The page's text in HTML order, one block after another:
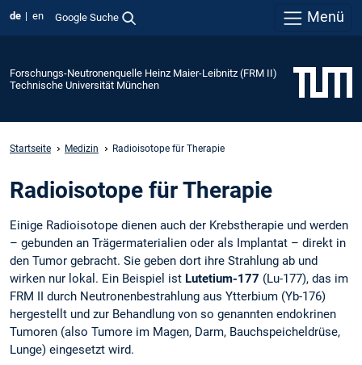
de en Google Suche Menü
Forschungs-Neutronenquelle Heinz Maier-Leibnitz (FRM II)
Technische Universität München
Startseite Medizin Radioisotope für Therapie
Radioisotope für Therapie
Einige Radioisotope dienen auch der Krebstherapie und werden
– gebunden an Trägermaterialien oder als Implantat – direkt in
den Tumor gebracht. Sie geben dort ihre Strahlung ab und
wirken nur lokal. Ein Beispiel ist Lutetium-177 (Lu-177), das im
FRM II durch Neutronenbestrahlung aus Ytterbium (Yb-176)
hergestellt und zur Behandlung von so genannten endokrinen
Tumoren (also Tumore im Magen, Darm, Bauchspeicheldrüse,
Lunge) eingesetzt wird.